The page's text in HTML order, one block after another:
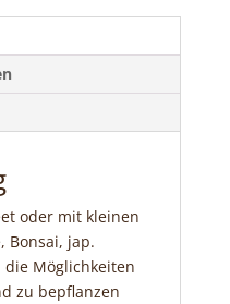
oder mit kleinen
Bonsai, jap.
die Möglichkeiten
zu bepflanzen